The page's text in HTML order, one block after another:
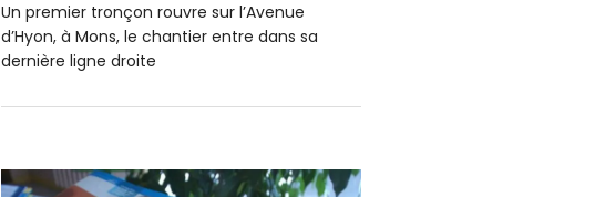
Un premier tronçon rouvre sur l’Avenue
d’Hyon, à Mons, le chantier entre dans sa
dernière ligne droite